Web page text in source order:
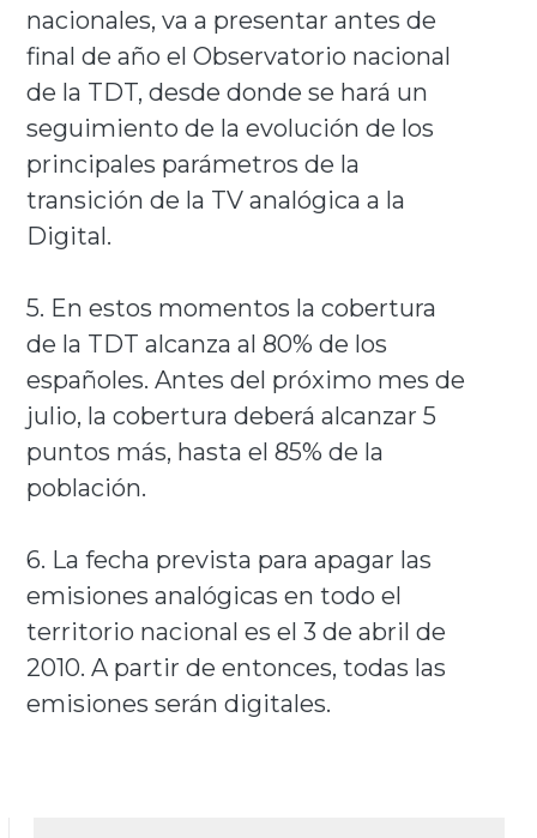
nacionales, va a presentar antes de
final de año el Observatorio nacional
de la TDT, desde donde se hará un
seguimiento de la evolución de los
principales parámetros de la
transición de la TV analógica a la
Digital.
5. En estos momentos la cobertura
de la TDT alcanza al 80% de los
españoles. Antes del próximo mes de
julio, la cobertura deberá alcanzar 5
puntos más, hasta el 85% de la
población.
6. La fecha prevista para apagar las
emisiones analógicas en todo el
territorio nacional es el 3 de abril de
2010. A partir de entonces, todas las
emisiones serán digitales.